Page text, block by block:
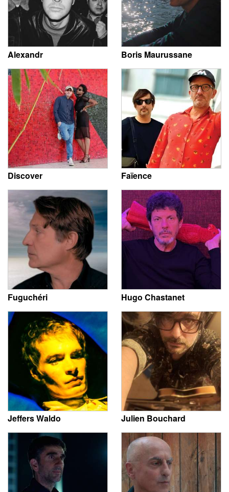
Alexandr Boris Maurussane
Discover Faïence
Fuguchéri Hugo Chastanet
Jeffers Waldo Julien Bouchard